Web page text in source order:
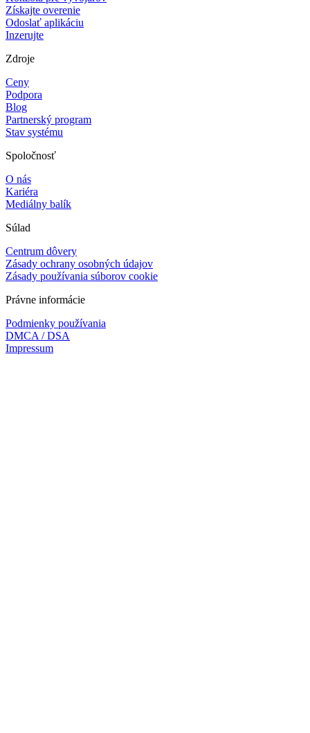
Získajte overenie
Odoslať aplikáciu
Inzerujte
Zdroje
Ceny
Podpora
Blog
Partnerský program
Stav systému
Spoločnosť
O nás
Kariéra
Mediálny balík
Súlad
Centrum dôvery
Zásady ochrany osobných údajov
Zásady používania súborov cookie
Právne informácie
Podmienky používania
DMCA / DSA
Impressum